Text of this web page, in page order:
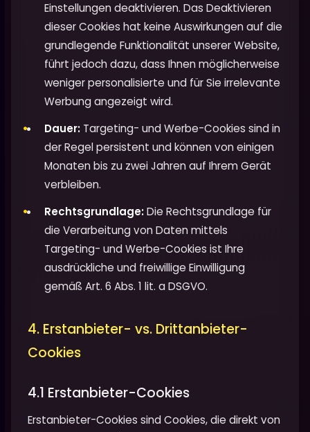
Einstellungen deaktivieren. Das Deaktivieren
dieser Cookies hat keine Auswirkungen auf die
grundlegende Funktionalität unserer Website,
führt jedoch dazu, dass Ihnen möglicherweise
weniger personalisierte und für Sie irrelevante
Werbung angezeigt wird.
Dauer: Targeting- und Werbe-Cookies sind in
der Regel persistent und können von einigen
Monaten bis zu zwei Jahren auf Ihrem Gerät
verbleiben.
Rechtsgrundlage:Die Rechtsgrundlage für
die Verarbeitung von Daten mittels
Targeting- und Werbe-Cookies ist Ihre
ausdrückliche und freiwillige Einwilligung
gemäß Art. 6 Abs. 1 lit. a DSGVO.
4. Erstanbieter- vs. Drittanbieter-
Cookies
4.1 Erstanbieter-Cookies
Erstanbieter-Cookies sind Cookies, die direkt von